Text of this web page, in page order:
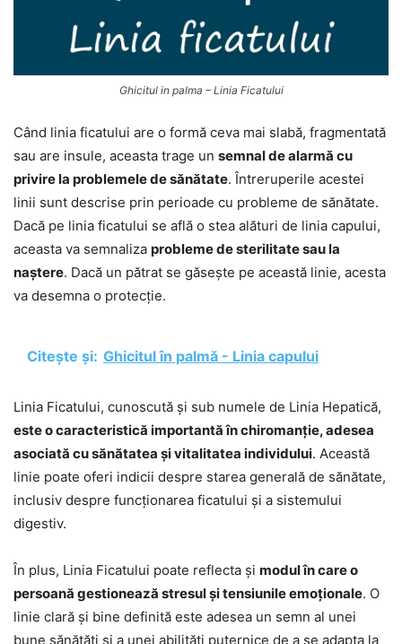
Ghicitul in palma – Linia Ficatului
Când linia ficatului are o formă ceva mai slabă, fragmentată
sau are insule, aceasta trage un semnal de alarmă cu
privire la problemele de sănătate. Întreruperile acestei
linii sunt descrise prin perioade cu probleme de sănătate.
Dacă pe linia ficatului se află o stea alături de linia capului,
aceasta va semnaliza probleme de sterilitate sau la
naștere. Dacă un pătrat se găsește pe această linie, acesta
va desemna o protecție.
Citește și: Ghicitul în palmă - Linia capului
Linia Ficatului, cunoscută și sub numele de Linia Hepatică,
este o caracteristică importantă în chiromanție, adesea
asociată cu sănătatea și vitalitatea individului. Această
linie poate oferi indicii despre starea generală de sănătate,
inclusiv despre funcționarea ficatului și a sistemului
digestiv.
În plus, Linia Ficatului poate reflecta și modul în care o
persoană gestionează stresul și tensiunile emoționale. O
linie clară și bine definită este adesea un semn al unei
bune sănătăți și a unei abilități puternice de a se adapta la